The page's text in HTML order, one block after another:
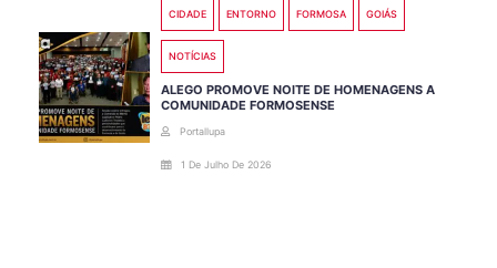
CIDADE ENTORNO FORMOSA GOIÁS
NOTÍCIAS
ALEGO PROMOVE NOITE DE HOMENAGENS A
COMUNIDADE FORMOSENSE
Portallupa
1 De Julho De 2026